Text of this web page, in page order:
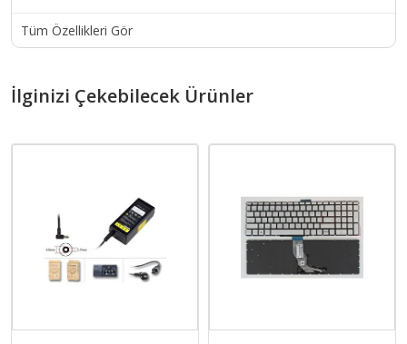
Tüm Özellikleri Gör
İlginizi Çekebilecek Ürünler